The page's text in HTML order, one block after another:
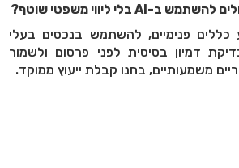
להשתמש ב-AIבלי ליווי משפטי שוטף?
פנימיים, להשתמש בנכסים בעלי
דמיון בסיסית לפני פרסום ולשמור
משמעותיים, בחנו קבלת ייעוץ ממוקד.